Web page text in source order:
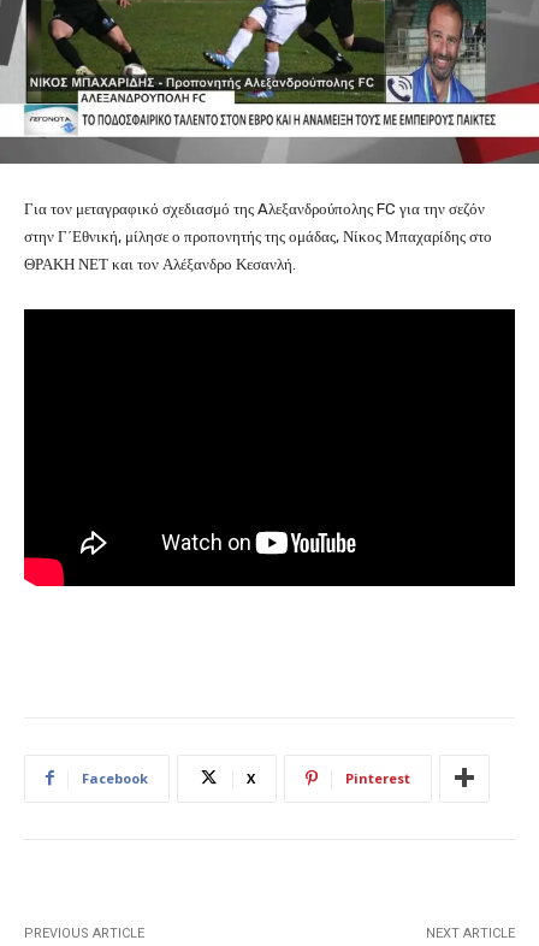
Για τον μεταγραφικό σχεδιασμό της Aλεξανδρούπολης FC για την σεζόν
στην Γ΄Εθνική, μίλησε ο προπονητής της ομάδας, Νίκος Μπαχαρίδης στο
ΘΡΑΚΗ ΝΕΤ και τον Αλέξανδρο Κεσανλή.
Facebook X Pinterest
PREVIOUS ARTICLE NEXT ARTICLE